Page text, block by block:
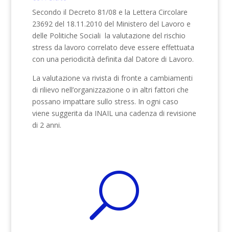
Secondo il Decreto 81/08 e la Lettera Circolare
23692 del 18.11.2010 del Ministero del Lavoro e
delle Politiche Sociali la valutazione del rischio
stress da lavoro correlato deve essere effettuata
con una periodicità definita dal Datore di Lavoro.
La valutazione va rivista di fronte a cambiamenti
di rilievo nell’organizzazione o in altri fattori che
possano impattare sullo stress. In ogni caso
viene suggerita da INAIL una cadenza di revisione
di 2 anni.
U